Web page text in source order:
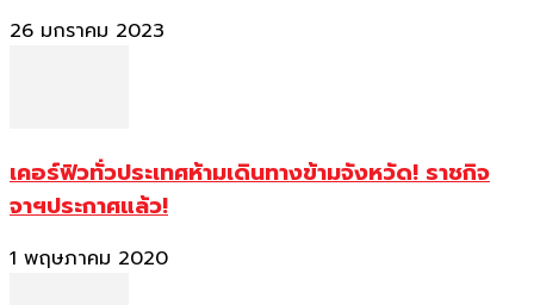
26 มกราคม 2023
เคอร์ฟิวทั่วประเทศห้ามเดินทางข้ามจังหวัด! ราชกิจ
จาฯประกาศแล้ว!
1 พฤษภาคม 2020